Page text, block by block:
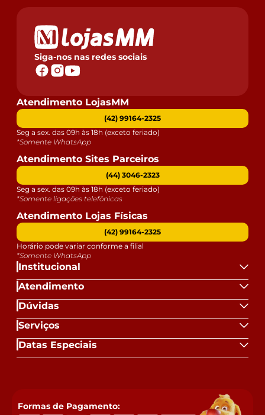
Siga-nos nas redes sociais
Institucional
Atendimento
Dúvidas
Serviços
Datas Especiais
Atendimento LojasMM
(42) 99164-2325
Seg a sex. das 09h às 18h (exceto feriado)
*Somente WhatsApp
Atendimento Sites Parceiros
(44) 3046-2323
Seg a sex. das 09h às 18h (exceto feriado)
*Somente ligações telefônicas
Atendimento Lojas Físicas
(42) 99164-2325
Horário pode variar conforme a filial
*Somente WhatsApp
Formas de Pagamento: